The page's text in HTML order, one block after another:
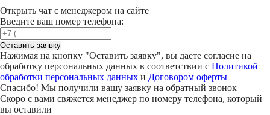
Открыть чат с менеджером на сайте
Введите ваш номер телефона:
Оставить заявку
Нажимая на кнопку "Оставить заявку", вы даете согласие на
обработку персональных данных в соответствии с Политикой
обработки персональных данных и Договором оферты
Спасибо! Мы получили вашу заявку на обратный звонок
Скоро с вами свяжется менеджер по номеру телефона, который
вы оставили